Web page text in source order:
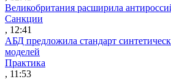
Великобритания расширила
Санкции
, 12:41
АБД предложила стандарт
моделей
Практика
, 11:53